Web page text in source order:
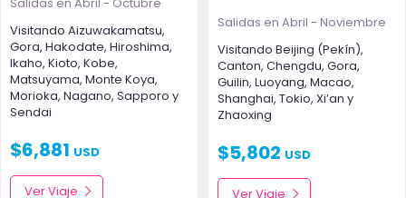
Visitando Aizuwakamatsu,
Gora, Hakodate, Hiroshima,
Ikaho, Kioto, Kobe,
Matsuyama, Monte Koya,
Morioka, Nagano, Sapporo y
Sendai
$6,881 USD
Ver Viaje
Salidas en Abril - Noviembre
Visitando Beijing (Pekín),
Canton, Chengdu, Gora,
Guilin, Luoyang, Macao,
Shanghai, Tokio, Xi’an y
Zhaoxing
$5,802 USD
Ver Viaje